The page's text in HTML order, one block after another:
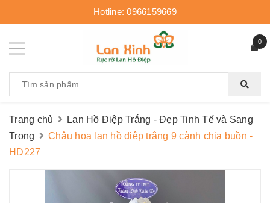
Hotline:0966159669
0
Trang chủ
Lan Hồ Điệp Trắng - Đẹp Tinh Tế và Sang
Trọng
Chậu hoa lan hồ điệp trắng 9 cành chia buồn -
HD227